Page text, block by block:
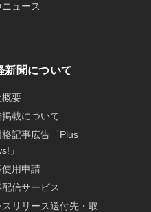
ュース
新聞について
要
掲載について
記事広告「Plus
」
用申請
信サービス
スリリース送付先・取